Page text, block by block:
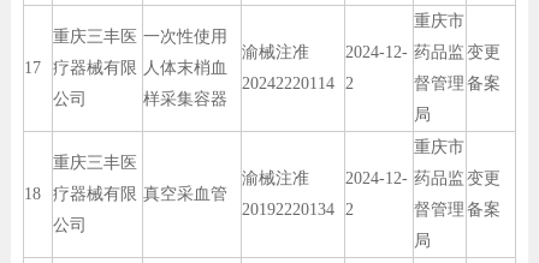
17
重庆三丰医
疗器械有限
公司
一次性使用
人体末梢血
样采集容器
渝械注准
20242220114
2024-12-
2
重庆市
药品监
督管理
局
变更
备案
18
重庆三丰医
疗器械有限
公司
真空采血管
渝械注准
20192220134
2024-12-
2
重庆市
药品监
督管理
局
变更
备案